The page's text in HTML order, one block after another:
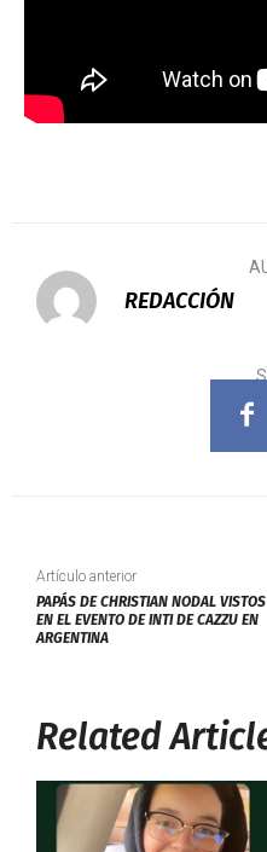
REDACCIÓN
Artículo anterior
PAPÁS DE CHRISTIAN NODAL VISTOS
EN EL EVENTO DE INTI DE CAZZU EN
ARGENTINA
Related